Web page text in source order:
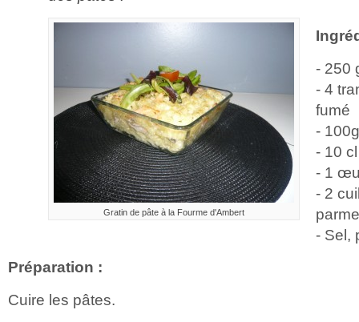
Gratin de pâte à la Fourme d'Ambert
- 250
- 4
fumé
-
- 10
- 1
- 2
- Sel,
Préparation :
Cuire les pâtes.